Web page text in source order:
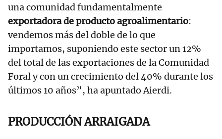
una comunidad fundamentalmente
exportadora de producto agroalimentario:
vendemos más del doble de lo que
importamos, suponiendo este sector un 12%
del total de las exportaciones de la Comunidad
Foral y con un crecimiento del 40% durante los
últimos 10 años”, ha apuntado Aierdi.
PRODUCCIÓN ARRAIGADA